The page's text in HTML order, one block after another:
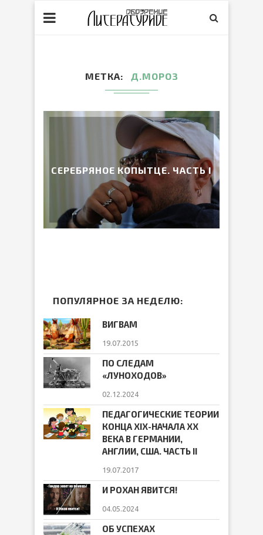
МЕТКА Д.МОРОЗ
СЕРЕБРЯНОЕ КОПЫТЦЕ. ЧАСТЬ I
ПОПУЛЯРНОЕ ЗА НЕДЕЛЮ:
ВИГВАМ
19.07.2015
ПО СЛЕДАМ
«ЛУНОХОДОВ»
02.12.2024
ПЕДАГОГИЧЕСКИЕ ТЕОРИИ
КОНЦА ХIХ-НАЧАЛА ХХ
ВЕКА В ГЕРМАНИИ,
АНГЛИИ, США. ЧАСТЬ II
19.07.2017
И РОХАН ЯВИТСЯ!
04.05.2024
ОБ УСПЕХАХ